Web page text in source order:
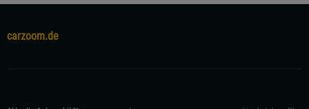
carzoom.de